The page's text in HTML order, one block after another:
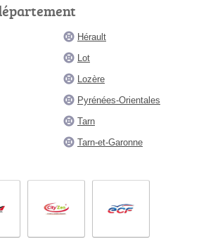
Hérault
Lot
Lozère
Pyrénées-Orientales
Tarn
Tarn-et-Garonne